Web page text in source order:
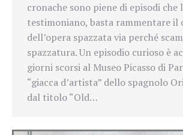
cronache sono piene di episodi che
testimoniano, basta rammentare il
dell’opera spazzata via perché
spazzatura. Un episodio curioso è
giorni scorsi al Museo Picasso di
“giacca d’artista” dello spagnolo
dal titolo “Old…